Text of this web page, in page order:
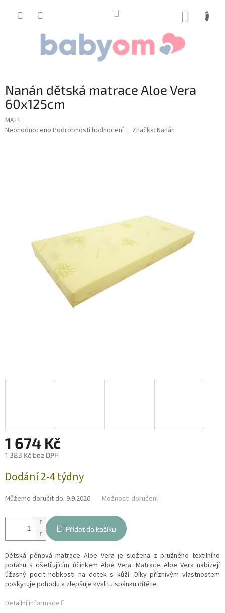
Nanán dětská matrace Aloe Vera
60x125cm
MATE
Průměrné
Neohodnoceno Podrobnosti hodnocení Značka: Nanán
1 674 Kč
1 383 Kč bez DPH
cena:
Dodání 2-4 týdny
Můžeme doručit do: 9.9.2026 Možnosti doručení
Přidat do košíku
Dětská pěnová matrace Aloe Vera je složena z pružného textilního
potahu s ošetřujícím účinkem Aloe Vera. Matrace Aloe Vera nabízejí
úžasný pocit hebkosti na dotek s kůží. Díky příznivým vlastnostem
poskytuje pohodu a zlepšuje kvalitu spánku dítěte.
Detailní informace